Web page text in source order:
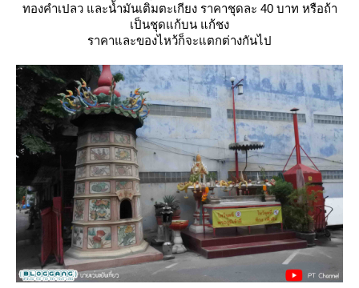
ทองคำเปลว และน้ำมันเติมตะเกียง ราคาชุดละ 40 บาท หรือถ้า
เป็นชุดแก้บน แก้ชง
ราคาและของไหว้ก็จะแตกต่างกันไป